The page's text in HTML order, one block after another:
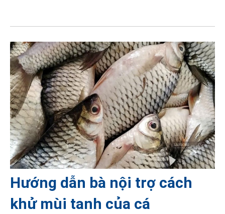
Hướng dẫn bà nội trợ cách
khử mùi tanh của cá